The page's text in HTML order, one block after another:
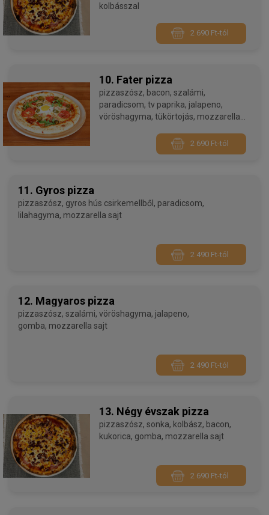
kolbásszal
2 690 Ft-tól
10. Fater pizza
pizzaszósz, bacon, szalámi,
paradicsom, tv paprika, jalapeno,
vöröshagyma, tükörtojás, mozzarella
2 690 Ft-tól
11. Gyros pizza
pizzaszósz, gyros hús csirkemellből, paradicsom,
lilahagyma, mozzarella sajt
2 490 Ft-tól
12. Magyaros pizza
pizzaszósz, szalámi, vöröshagyma, jalapeno,
gomba, mozzarella sajt
2 490 Ft-tól
13. Négy évszak pizza
pizzaszósz, sonka, kolbász, bacon,
kukorica, gomba, mozzarella sajt
2 690 Ft-tól